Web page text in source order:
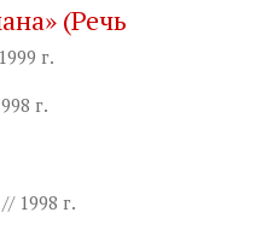
(Речь
г.
г.
// 1998 г.